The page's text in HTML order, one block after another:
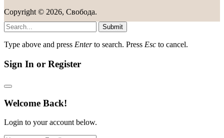
Copyright © 2026, Свобода.
Submit
Type above and press Enterto search. Press Esc to cancel.
Sign In or Register
Welcome Back!
Login to your account below.